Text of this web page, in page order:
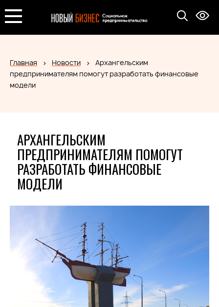
Главная Новости
Архангельским
предпринимателям помогут разработать финансовые
модели
АРХАНГЕЛЬСКИМ
ПРЕДПРИНИМАТЕЛЯМ ПОМОГУТ
РАЗРАБОТАТЬ ФИНАНСОВЫЕ
МОДЕЛИ